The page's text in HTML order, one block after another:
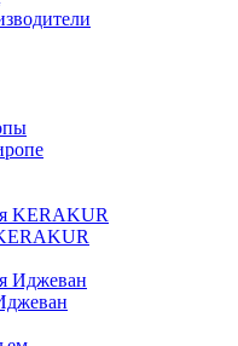
KERAKUR
Иджеван